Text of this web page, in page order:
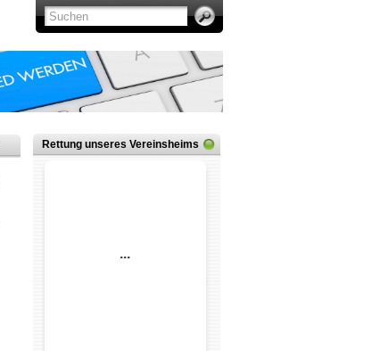
Rettung unseres Vereinsheims